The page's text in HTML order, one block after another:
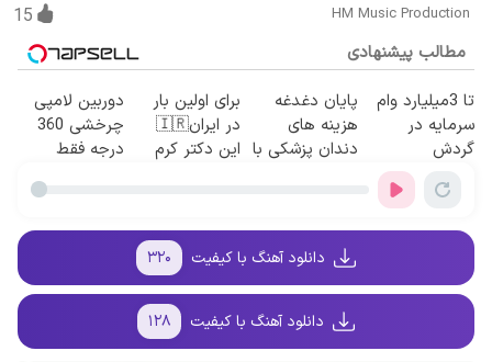
HM Music Production
15
مطالب پیشنهادی
تا 3میلیارد وام
سرمایه در
گردش
فروشندگان =>
فروشگاهت رو
پایان دغدغه
هزینه های
دندان پزشکی با
برای اولین بار
در ایران🇮🇷
این دکتر کرم
دوربین لامپی
چرخشی 360
درجه فقط
دانلود آهنگ با کیفیت ۳۲۰
دانلود آهنگ با کیفیت ۱۲۸